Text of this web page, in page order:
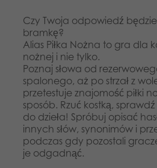
Czy Twoja odpowiedź
bramkę?
Alias Piłka Nożna to gra dla
nożnej i nie tylko.
Poznaj słowa od
spalonego, aż po strzał z
przetestuje znajomość piłki
sposób. Rzuć kostką,
do dzieła! Spróbuj opisać
innych słów, synonimów i
podczas gdy pozostali
je odgadnąć.